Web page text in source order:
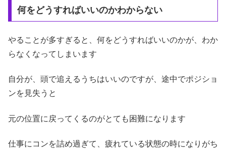
何をどうすればいいのかわからない
やることが多すぎると、何をどうすればいいのかが、わか
らなくなってしまいます
自分が、頭で追えるうちはいいのですが、途中でポジショ
ンを見失うと
元の位置に戻ってくるのがとても困難になります
仕事にコンを詰め過ぎて、疲れている状態の時になりがち